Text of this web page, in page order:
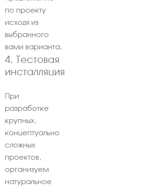
по проекту
исходя из
выбранного
вами варианта.
4. Тестовая
инсталляция
При
разработке
крупных,
концептуально
сложных
проектов,
организуем
натуральное